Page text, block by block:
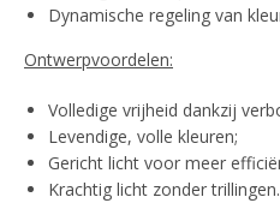
Dynamische regeling van
Ontwerpvoordelen:
Volledige vrijheid dankzij
Levendige, volle kleuren;
Gericht licht voor meer
Krachtig licht zonder trillingen.